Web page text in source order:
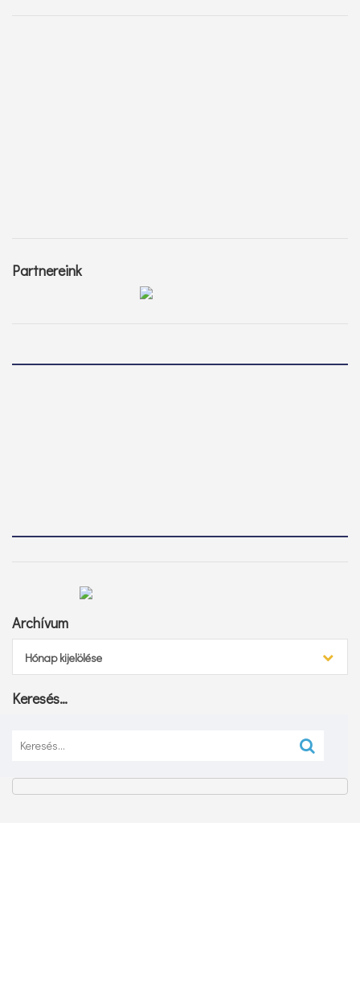
Partnereink
Archívum
Hónap kijelölése
Keresés…
Keresés: